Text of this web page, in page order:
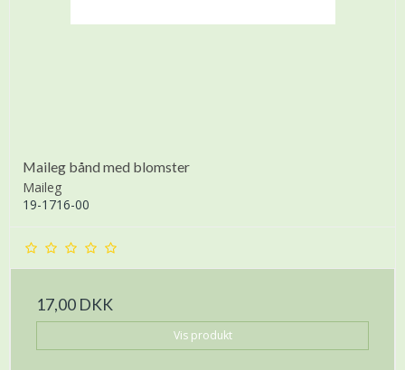
Maileg bånd med blomster
Maileg
19-1716-00
17,00 DKK
Vis produkt